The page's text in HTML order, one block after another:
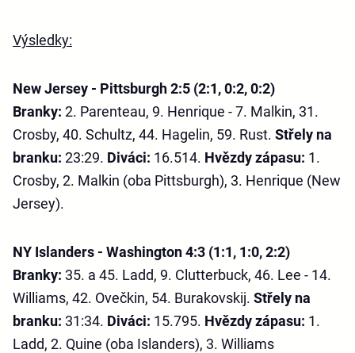
Výsledky:
New Jersey - Pittsburgh 2:5 (2:1, 0:2, 0:2)
Branky: 2. Parenteau, 9. Henrique - 7. Malkin, 31.
Crosby, 40. Schultz, 44. Hagelin, 59. Rust. Střely na
branku: 23:29. Diváci: 16.514. Hvězdy zápasu: 1.
Crosby, 2. Malkin (oba Pittsburgh), 3. Henrique (New
Jersey).
NY Islanders - Washington 4:3 (1:1, 1:0, 2:2)
Branky: 35. a 45. Ladd, 9. Clutterbuck, 46. Lee - 14.
Williams, 42. Ovečkin, 54. Burakovskij. Střely na
branku: 31:34. Diváci: 15.795. Hvězdy zápasu: 1.
Ladd, 2. Quine (oba Islanders), 3. Williams